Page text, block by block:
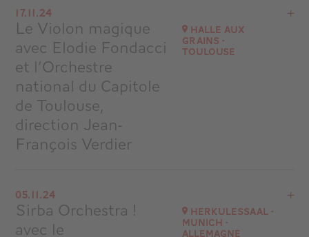
Halle aux Grains - Toulouse
à16H00
Accéder au site
17.11.24
Le Violon magique
avec Elodie Fondacci
et l’Orchestre
national du Capitole
de Toulouse,
direction Jean-
François Verdier
Halle aux
Grains -
Toulouse
Halle aux Grains - Toulouse
à11H00
05.11.24
Sirba Orchestra !
avec le
Herkulessaal -
Munich -